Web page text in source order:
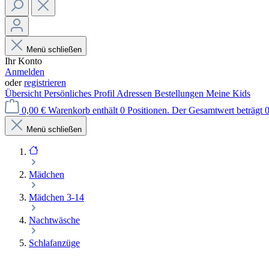
Menü schließen
Ihr Konto
Anmelden
oderregistrieren
Übersicht Persönliches Profil Adressen Bestellungen Meine Kids
0,00 € Warenkorb enthält 0 Positionen. Der Gesamtwert beträgt
Menü schließen
Mädchen
Mädchen 3-14
Nachtwäsche
Schlafanzüge